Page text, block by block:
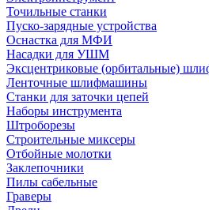
Точильные станки
Пуско-зарядные устройства
Оснастка для МФИ
Насадки для УШМ
Эксцентриковые (орбитальные)
Ленточные шлифмашины
Станки для заточки цепей
Наборы инструмента
Штроборезы
Строительные миксеры
Отбойные молотки
Заклепочники
Пилы сабельные
Граверы